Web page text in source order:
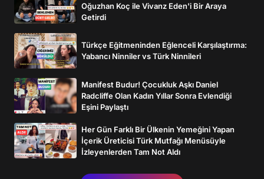
Oğuzhan Koç ile Vivanz Eden'i Bir Araya
Getirdi
Türkçe Eğitmeninden Eğlenceli Karşılaştırma:
Yabancı Ninniler vs Türk Ninnileri
Manifest Budur! Çocukluk Aşkı Daniel
Radcliffe Olan Kadın Yıllar Sonra Evlendiği
Eşini Paylaştı
Her Gün Farklı Bir Ülkenin Yemeğini Yapan
İçerik Üreticisi Türk Mutfağı Menüsüyle
İzleyenlerden Tam Not Aldı